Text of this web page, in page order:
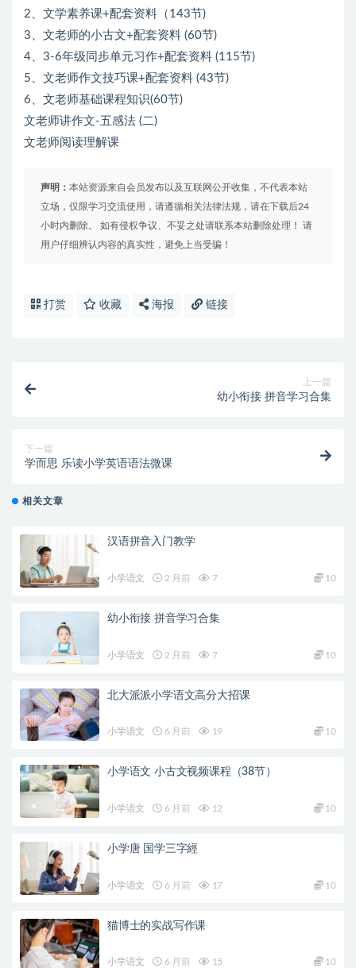
2、文学素养课+配套资料（143节)
3、文老师的小古文+配套资料 (60节)
4、3-6年级同步单元习作+配套资料 (115节)
5、文老师作文技巧课+配套资料 (43节)
6、文老师基础课程知识(60节)
文老师讲作文-五感法 (二)
文老师阅读理解课
声明： 本站资源来自会员发布以及互联网公开收集，不代表本站
立场，仅限学习交流使用，请遵循相关法律法规，请在下载后24
小时内删除。 如有侵权争议、不妥之处请联系本站删除处理！ 请
用户仔细辨认内容的真实性，避免上当受骗！
打赏 收藏 海报 链接
上一篇
幼小衔接 拼音学习合集
下一篇
学而思 乐读小学英语语法微课
相关文章
汉语拼音入门教学
小学语文 2 月前 7 10
幼小衔接 拼音学习合集
小学语文 2 月前 7 10
北大派派小学语文高分大招课
小学语文 6 月前 19 10
小学语文 小古文视频课程（38节）
小学语文 6 月前 12 10
小学唐 国学三字經
小学语文 6 月前 17 10
猫博士的实战写作课
小学语文 6 月前 15 10